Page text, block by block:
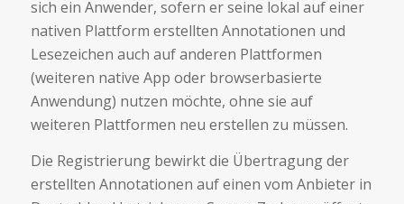
sich ein Anwender, sofern er seine lokal auf einer
nativen Plattform erstellten Annotationen und
Lesezeichen auch auf anderen Plattformen
(weiteren native App oder browserbasierte
Anwendung) nutzen möchte, ohne sie auf
weiteren Plattformen neu erstellen zu müssen.
Die Registrierung bewirkt die Übertragung der
erstellten Annotationen auf einen vom Anbieter in